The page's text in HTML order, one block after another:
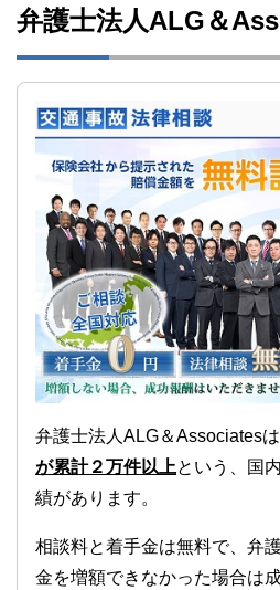
弁護士法人ALG＆
弁護士法人ALG＆Associatesは
が累計２万件以上という、国
績があります。
相談料と着手金は無料で、弁
金を増額できなかった場合は